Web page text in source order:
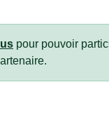
pour pouvoir